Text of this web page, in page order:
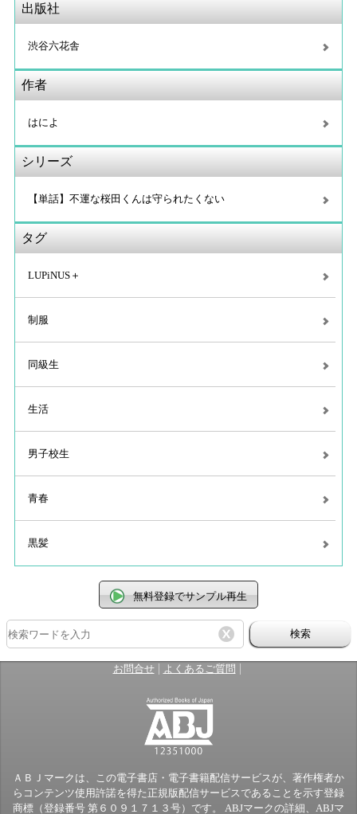
出版社
渋谷六花舎
作者
はによ
シリーズ
【単話】不運な桜田くんは守られたくない
タグ
LUPiNUS＋
制服
同級生
生活
男子校生
青春
黒髪
無料登録でサンプル再生
検索
お問合せ| よくあるご質問 |
ＡＢＪマークは、この電子書店・電子書籍配信サービスが、著作権者か
らコンテンツ使用許諾を得た正規版配信サービスであることを示す登録
商標（登録番号 第６０９１７１３号）です。 ABJマークの詳細、ABJマ